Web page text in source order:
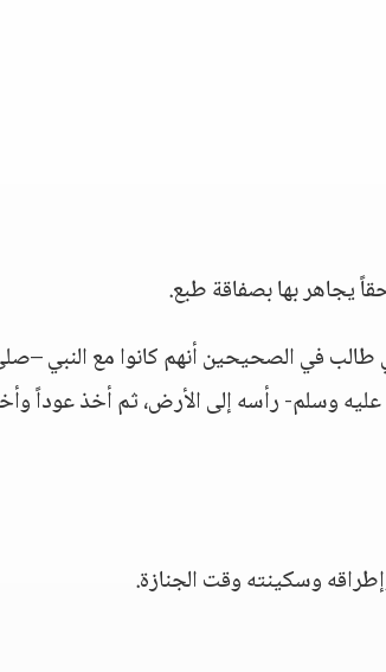
يجاهر بها بصفاقة طبع.
في الصحيحين أنهم كانوا مع النبي
وسلم- رأسه إلى الأرض، ثم أخذ عوداً
وسكينته وقت الجنازة.